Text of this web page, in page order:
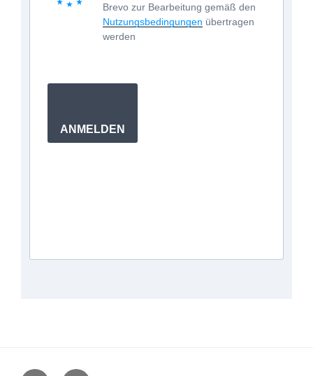
Brevo zur Bearbeitung gemäß den
Nutzungsbedingungen übertragen
werden
ANMELDEN